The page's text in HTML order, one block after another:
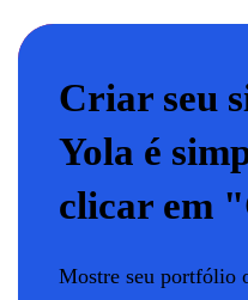
Criar seu
Yola é
clicar em
Mostre seu portfólio